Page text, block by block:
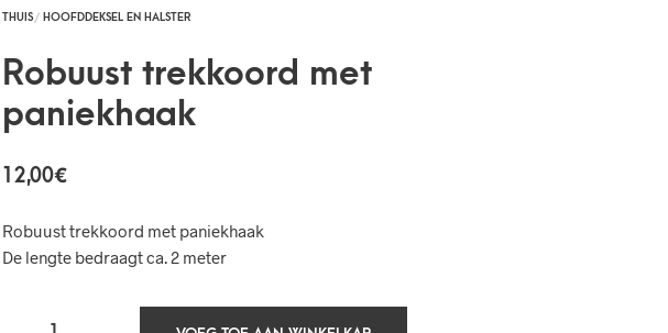
Robuust trekkoord met
paniekhaak
12,00€
Robuust trekkoord met paniekhaak
De lengte bedraagt ca. 2 meter